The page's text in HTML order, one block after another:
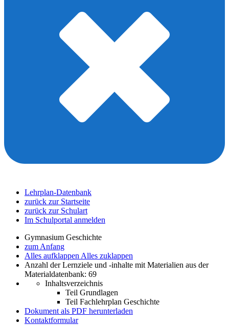
Lehrplan-Datenbank
zurück zur Startseite
zurück zur Schulart
Im Schulportal anmelden
Gymnasium Geschichte
zum Anfang
Alles aufklappen Alles zuklappen
Anzahl der Lernziele und -inhalte mit Materialien aus der
Materialdatenbank: 69
Inhaltsverzeichnis
Teil Grundlagen
Teil Fachlehrplan Geschichte
Dokument als PDF herunterladen
Kontaktformular